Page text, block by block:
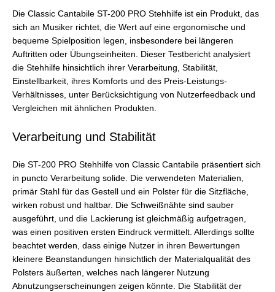
Die Classic Cantabile ST-200 PRO Stehhilfe ist ein Produkt, das
sich an Musiker richtet, die Wert auf eine ergonomische und
bequeme Spielposition legen, insbesondere bei längeren
Auftritten oder Übungseinheiten. Dieser Testbericht analysiert
die Stehhilfe hinsichtlich ihrer Verarbeitung, Stabilität,
Einstellbarkeit, ihres Komforts und des Preis-Leistungs-
Verhältnisses, unter Berücksichtigung von Nutzerfeedback und
Vergleichen mit ähnlichen Produkten.
Verarbeitung und Stabilität
Die ST-200 PRO Stehhilfe von Classic Cantabile präsentiert sich
in puncto Verarbeitung solide. Die verwendeten Materialien,
primär Stahl für das Gestell und ein Polster für die Sitzfläche,
wirken robust und haltbar. Die Schweißnähte sind sauber
ausgeführt, und die Lackierung ist gleichmäßig aufgetragen,
was einen positiven ersten Eindruck vermittelt. Allerdings sollte
beachtet werden, dass einige Nutzer in ihren Bewertungen
kleinere Beanstandungen hinsichtlich der Materialqualität des
Polsters äußerten, welches nach längerer Nutzung
Abnutzungserscheinungen zeigen könnte. Die Stabilität der